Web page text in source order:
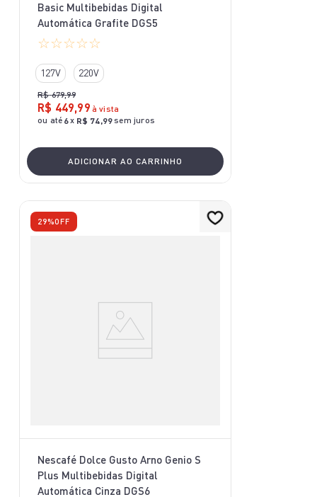
Basic Multibebidas Digital
Automática Grafite DGS5
☆☆☆☆☆
127V 220V
R$ 679,99
R$ 449,99 à vista
ou até 6x R$ 74,99sem juros
ADICIONAR AO CARRINHO
29%OFF
Nescafé Dolce Gusto Arno Genio S
Plus Multibebidas Digital
Automática Cinza DGS6